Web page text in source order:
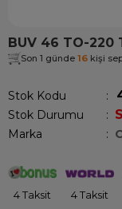
BUV 46 TO-220
Son 1 günde 16 kişi
Stok Kodu
Stok Durumu :
Marka :
4 Taksit 4 Taksit